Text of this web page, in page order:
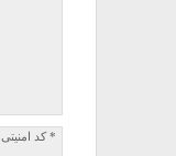
* کد امنیتی